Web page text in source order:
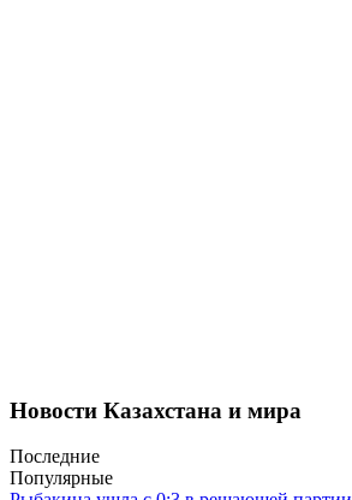
Новости Казахстана и мира
Последние
Популярные